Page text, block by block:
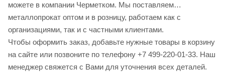
можете в компании Черметком. Мы поставляем
металлопрокат оптом и в розницу, работаем как с
организациями, так и с частными клиентами.
Чтобы оформить заказ, добавьте нужные товары в корзину
на сайте или позвоните по телефону +7 499-220-01-33. Наш
менеджер свяжется с Вами для уточнения всех деталей.